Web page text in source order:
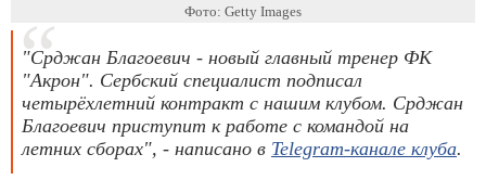
Фото: Getty Images
"Срджан Благоевич - новый главный тренер ФК
"Акрон". Сербский специалист подписал
четырёхлетний контракт с нашим клубом. Срджан
Благоевич приступит к работе с командой на
летних сборах", - написано в Telegram-канале клуба.